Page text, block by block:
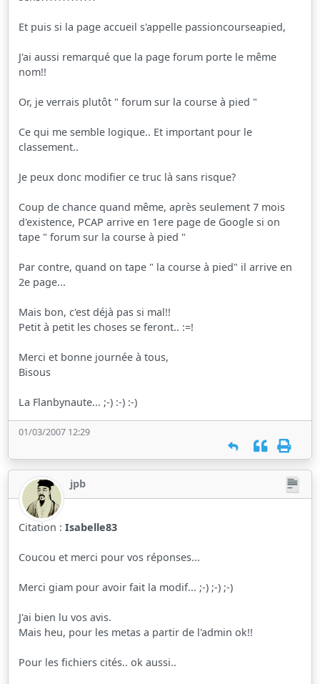
Et puis si la page accueil s'appelle passioncourseapied,
J'ai aussi remarqué que la page forum porte le même
nom!!
Or, je verrais plutôt " forum sur la course à pied "
Ce qui me semble logique.. Et important pour le
classement..
Je peux donc modifier ce truc là sans risque?
Coup de chance quand même, après seulement 7 mois
d'existence, PCAP arrive en 1ere page de Google si on
tape " forum sur la course à pied "
Par contre, quand on tape " la course à pied" il arrive en
2e page...
Mais bon, c'est déjà pas si mal!!
Petit à petit les choses se feront.. :=!
Merci et bonne journée à tous,
Bisous
La Flanbynaute... ;-) :-) :-)
01/03/2007 12:29
jpb
Citation :Isabelle83
Coucou et merci pour vos réponses...
Merci giam pour avoir fait la modif... ;-) ;-) ;-)
J'ai bien lu vos avis.
Mais heu, pour les metas a partir de l'admin ok!!
Pour les fichiers cités.. ok aussi..